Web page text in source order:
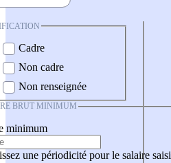
Cadre
Non cadre
Non renseignée
BRUT MINIMUM
minimum
une périodicité pour le salaire saisi